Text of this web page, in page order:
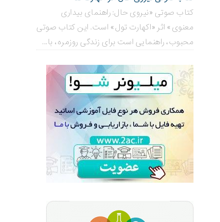
کتاب صوتی «نیروی حال: راهنمای بیداری
معنوی» اثر «اکهارت تول» است. این کتاب صوتی
محبوب، راهنمایی است برای زندگی روزمره، با...